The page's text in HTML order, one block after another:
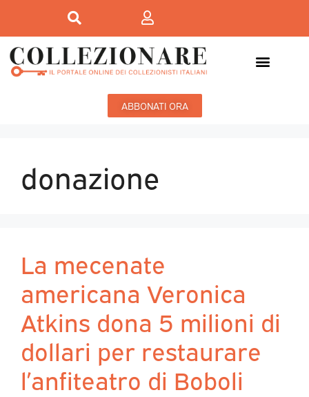
ABBONATI ORA
donazione
La mecenate
americana Veronica
Atkins dona 5 milioni di
dollari per restaurare
l’anfiteatro di Boboli